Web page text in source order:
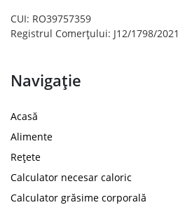
CUI: RO39757359
Registrul Comerțului: J12/1798/2021
Navigație
Acasă
Alimente
Rețete
Calculator necesar caloric
Calculator grăsime corporală